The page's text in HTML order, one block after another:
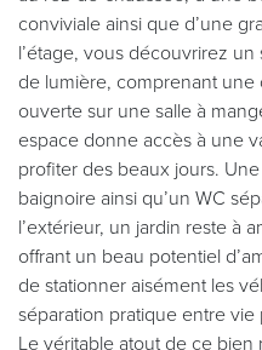
conviviale ainsi que d’une
l’étage, vous découvrirez
de lumière, comprenant
ouverte sur une salle à
espace donne accès à une
profiter des beaux jours.
baignoire ainsi qu’un WC
l’extérieur, un jardin reste à
offrant un beau potentiel
de stationner aisément les
séparation pratique entre
Le véritable atout de ce